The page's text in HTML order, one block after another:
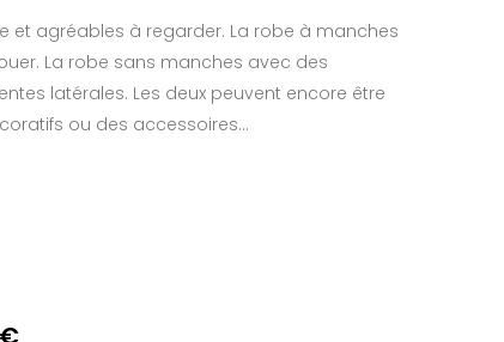
et agréables à regarder. La robe à manches
La robe sans manches avec des
latérales. Les deux peuvent encore être
ou des accessoires...